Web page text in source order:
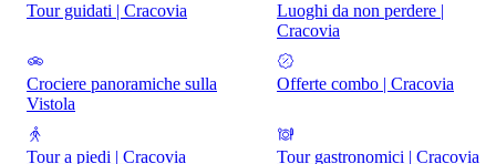
Tour guidati | Cracovia
Luoghi da non perdere |
Cracovia
Crociere panoramiche sulla
Vistola
Offerte combo | Cracovia
Tour a piedi | Cracovia Tour gastronomici | Cracovia